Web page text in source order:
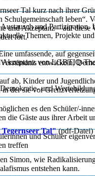
Tal kurz nach ihrer
leben“.
Akzeptanz – auf diese
fort.
umfassende, auf
entwickeln,
und
Tal"(pdf-Datei)
und Partizipation.
Themen, Projekte
von LGBTIQ-
ab, Kinder und
der sie vor
es den Schüler/-
die Gäste aus ihrer Arbeit
und Schüler
treffen
Simon, wie
entstehen kann.